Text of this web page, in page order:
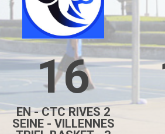
16
EN - CTC RIVES 2
SEINE - VILLENNES